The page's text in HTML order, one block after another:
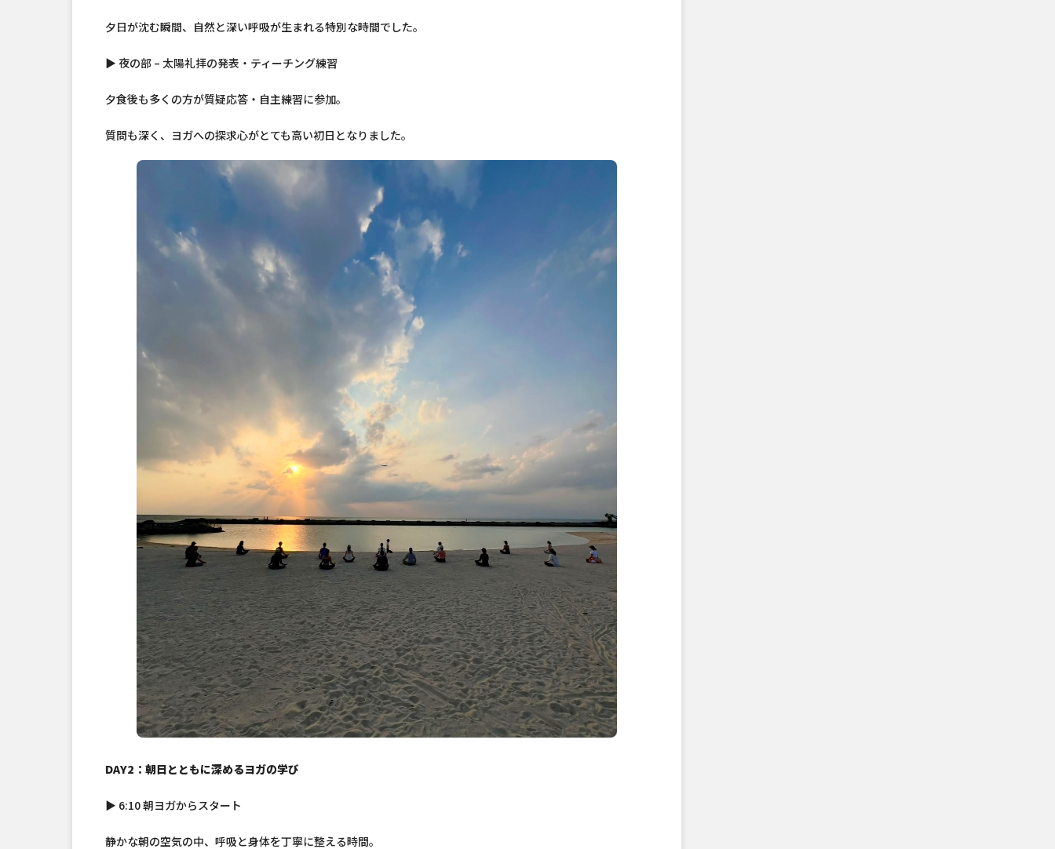
夕日が沈む瞬間、自然と深い呼吸が生まれる特別な時間でした。
▶ 夜の部 – 太陽礼拝の発表・ティーチング練習
夕食後も多くの方が質疑応答・自主練習に参加。
質問も深く、ヨガへの探求心がとても高い初日となりました。
DAY2：朝日とともに深めるヨガの学び
▶ 6:10 朝ヨガからスタート
静かな朝の空気の中、呼吸と身体を丁寧に整える時間。